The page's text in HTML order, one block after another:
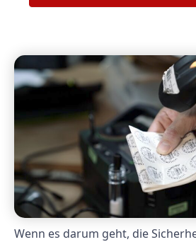
Wenn es darum geht, die